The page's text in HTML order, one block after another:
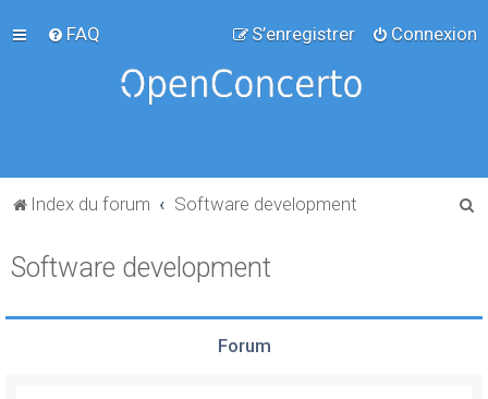
FAQ Connexion
S’enregistrer
Index du forum Software development
e
Software development
Forum